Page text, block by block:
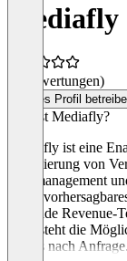
Mediafly
(0 Bewertungen)
Dieses Profil
Was ist Mediafly?
Mediafly ist eine
Optimierung von
Wertmanagement
liefert
führende
Es besteht die
gibt es nach Anfrage.